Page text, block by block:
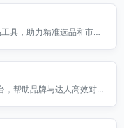
具，助力精准选品和市场
，帮助品牌与达人高效对